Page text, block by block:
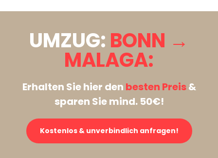
UMZUG: BONN →
MALAGA:
Erhalten Sie hier den besten Preis&
sparen Sie mind. 50€!
Kostenlos & unverbindlich anfragen!